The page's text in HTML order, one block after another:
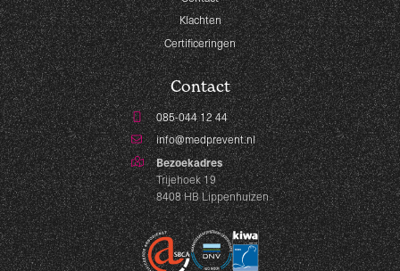
Klachten
Certificeringen
Contact
085-044 12 44
info@medprevent.nl
Bezoekadres
Trijehoek 19
8408 HB Lippenhuizen